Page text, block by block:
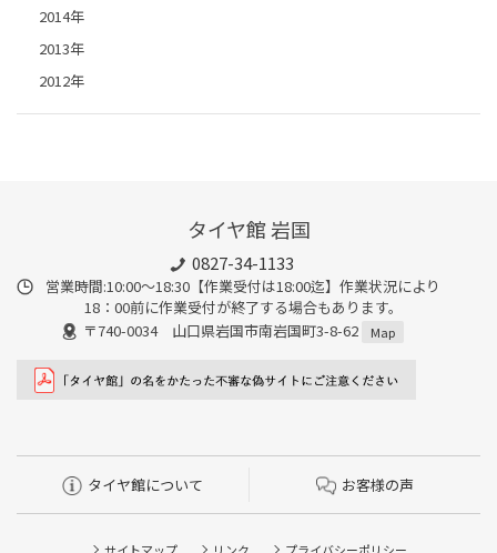
2014年
2013年
2012年
タイヤ館 岩国
0827-34-1133
営業時間:10:00〜18:30【作業受付は18:00迄】作業状況により
18：00前に作業受付が終了する場合もあります。
〒740-0034 山口県岩国市南岩国町3-8-62
Map
タイヤ館について お客様の声